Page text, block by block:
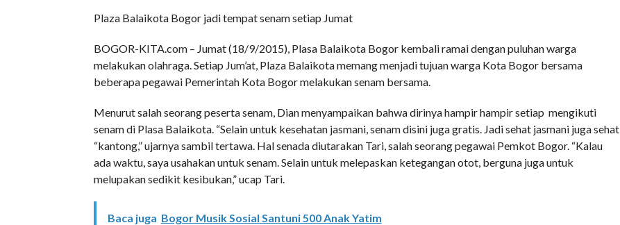
Plaza Balaikota Bogor jadi tempat senam setiap Jumat
BOGOR-KITA.com – Jumat (18/9/2015), Plasa Balaikota Bogor kembali ramai dengan puluhan warga
melakukan olahraga. Setiap Jum’at, Plaza Balaikota memang menjadi tujuan warga Kota Bogor bersama
beberapa pegawai Pemerintah Kota Bogor melakukan senam bersama.
Menurut salah seorang peserta senam, Dian menyampaikan bahwa dirinya hampir hampir setiap mengikuti
senam di Plasa Balaikota. “Selain untuk kesehatan jasmani, senam disini juga gratis. Jadi sehat jasmani juga sehat
“kantong,” ujarnya sambil tertawa. Hal senada diutarakan Tari, salah seorang pegawai Pemkot Bogor. “Kalau
ada waktu, saya usahakan untuk senam. Selain untuk melepaskan ketegangan otot, berguna juga untuk
melupakan sedikit kesibukan,” ucap Tari.
Baca juga Bogor Musik Sosial Santuni 500 Anak Yatim